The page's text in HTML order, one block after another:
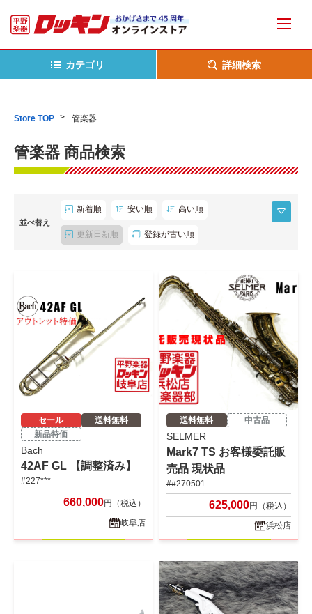
カテゴリ 詳細検索
Store TOP 管楽器
管楽器 商品検索
並べ替え
新着順 安い順 高い順
更新日新順 登録が古い順
セール
送料無料
新品特価
Bach
42AF GL 【調整済み】
#227***
660,000円（税込）
岐阜店
送料無料 中古品
SELMER
Mark7 TS お客様委託販
売品 現状品
##270501
625,000円（税込）
浜松店